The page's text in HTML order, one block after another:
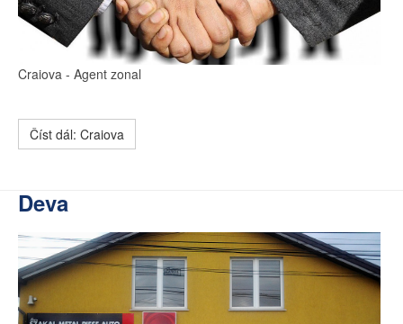
Craiova - Agent zonal
Číst dál: Craiova
Deva